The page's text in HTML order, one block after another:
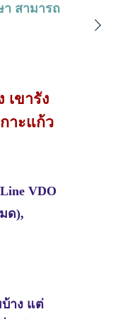
า สามารถ
เขารัง
าะแก้ว
VDO
ด),
าง แต่